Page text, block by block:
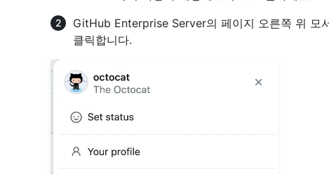
GitHub Enterprise Server의 페이지 오른쪽 위 모
클릭합니다.